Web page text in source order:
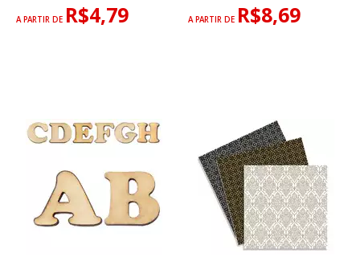
A PARTIR DE R$4,79 A PARTIR DE R$8,69